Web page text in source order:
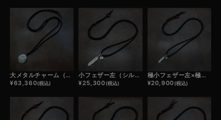
大メタルチャーム（シルバー）×鹿革紐×アンティークビーズ/ネックレスカスタム
¥63,360(税込)
小フェザー左（シルバー）×極小メタルチャーム×鹿革紐×アンティークビーズ/ネックレスカスタム
¥25,300(税込)
極小フェザー左×極小メタルチャーム×鹿革紐×アンティークビーズ/ネックレスカスタム
¥20,900(税込)